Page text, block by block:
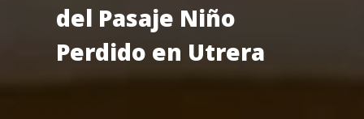
del Pasaje Niño
Perdido en Utrera